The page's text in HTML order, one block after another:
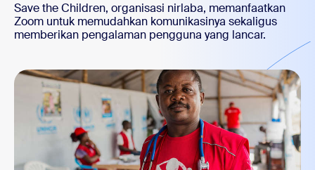
Save the Children, organisasi nirlaba, memanfaatkan
Zoom untuk memudahkan komunikasinya sekaligus
memberikan pengalaman pengguna yang lancar.